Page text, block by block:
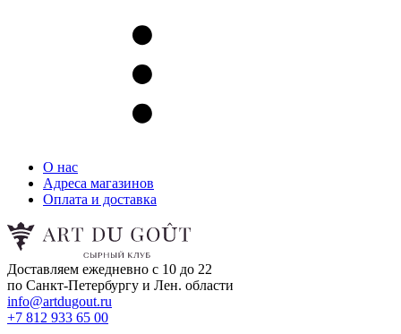
О нас
Адреса магазинов
Оплата и доставка
Доставляем ежедневно с 10 до 22
по Санкт-Петербургу и Лен. области
info@artdugout.ru
+7 812 933 65 00